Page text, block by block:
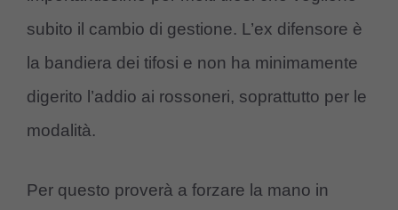
subito il cambio di gestione. L’ex difensore è
la bandiera dei tifosi e non ha minimamente
digerito l’addio ai rossoneri, soprattutto per le
modalità.
Per questo proverà a forzare la mano in